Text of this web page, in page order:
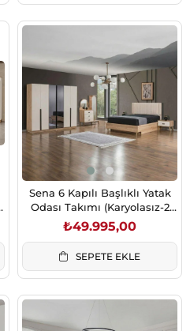
Sena 6 Kapılı Başlıklı Yatak
Odası Takımı (Karyolasız-2
Aynalı)
₺49.995,00
SEPETE EKLE